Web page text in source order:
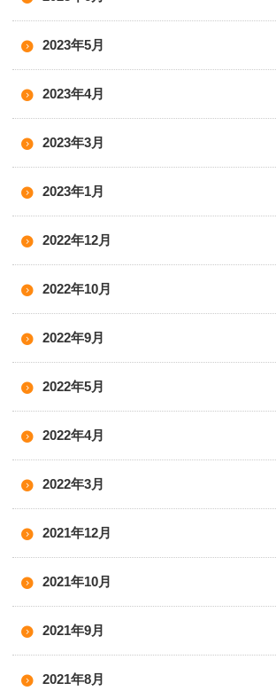
2023年5月
2023年4月
2023年3月
2023年1月
2022年12月
2022年10月
2022年9月
2022年5月
2022年4月
2022年3月
2021年12月
2021年10月
2021年9月
2021年8月